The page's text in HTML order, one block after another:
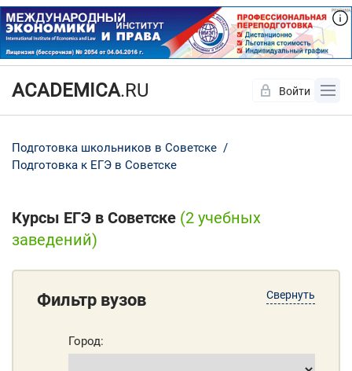
ACADEMICA.RU Войти
Подготовка школьников в Советске
Подготовка к ЕГЭ в Советске
Курсы ЕГЭ в Советске (2 учебных
заведений)
Свернуть
Фильтр вузов
Город:
Да Нет